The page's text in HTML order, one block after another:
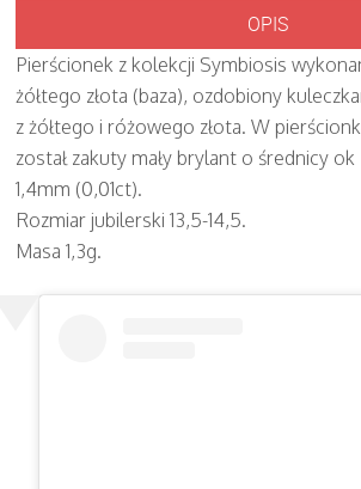
OPIS
Pierścionek z kolekcji Symbiosis
żółtego złota (baza), ozdobiony
z żółtego i różowego złota. W
został zakuty mały brylant o średnicy ok
1,4mm (0,01ct).
Rozmiar jubilerski 13,5-14,5.
Masa 1,3g.